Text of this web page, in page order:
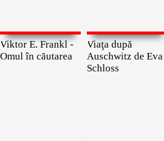
Viktor E. Frankl -
Omul în căutarea
Viaţa după
Auschwitz de Eva
Schloss